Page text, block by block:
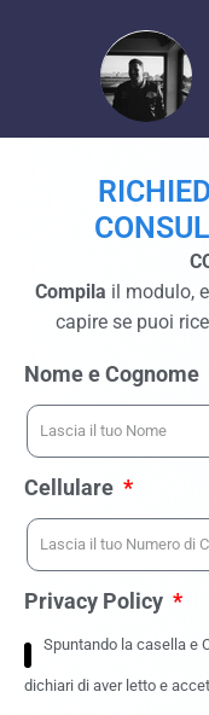
Compila il modulo, e
capire se puoi
Nome e Cognome
Cellulare
Privacy Policy
Spuntando la casella e
dichiari di aver letto e